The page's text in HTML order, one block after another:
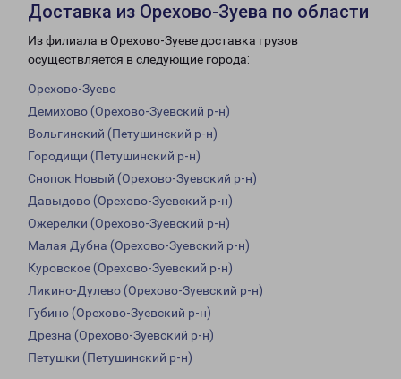
Доставка из Орехово-Зуева по области
Из филиала в Орехово-Зуеве доставка грузов
осуществляется в следующие города:
Орехово-Зуево
Демихово (Орехово-Зуевский р-н)
Вольгинский (Петушинский р-н)
Городищи (Петушинский р-н)
Снопок Новый (Орехово-Зуевский р-н)
Давыдово (Орехово-Зуевский р-н)
Ожерелки (Орехово-Зуевский р-н)
Малая Дубна (Орехово-Зуевский р-н)
Куровское (Орехово-Зуевский р-н)
Ликино-Дулево (Орехово-Зуевский р-н)
Губино (Орехово-Зуевский р-н)
Дрезна (Орехово-Зуевский р-н)
Петушки (Петушинский р-н)